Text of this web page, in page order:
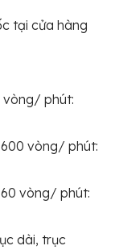
tại cửa hàng
vòng/ phút:
vòng/ phút:
vòng/ phút:
dài, trục